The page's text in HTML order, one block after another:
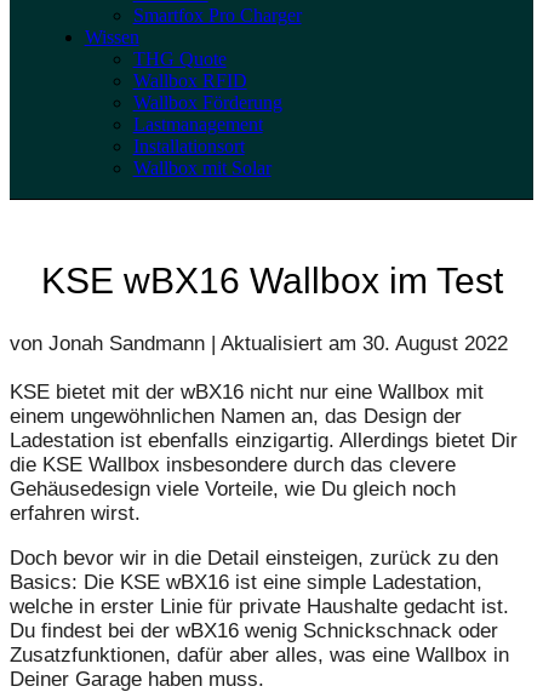
Smartfox Pro Charger
Wissen
THG Quote
Wallbox RFID
Wallbox Förderung
Lastmanagement
Installationsort
Wallbox mit Solar
KSE wBX16 Wallbox im Test
von Jonah Sandmann | Aktualisiert am 30. August 2022
KSE bietet mit der wBX16 nicht nur eine Wallbox mit
einem ungewöhnlichen Namen an, das Design der
Ladestation ist ebenfalls einzigartig. Allerdings bietet Dir
die KSE Wallbox insbesondere durch das clevere
Gehäusedesign viele Vorteile, wie Du gleich noch
erfahren wirst.
Doch bevor wir in die Detail einsteigen, zurück zu den
Basics: Die KSE wBX16 ist eine simple Ladestation,
welche in erster Linie für private Haushalte gedacht ist.
Du findest bei der wBX16 wenig Schnickschnack oder
Zusatzfunktionen, dafür aber alles, was eine Wallbox in
Deiner Garage haben muss.